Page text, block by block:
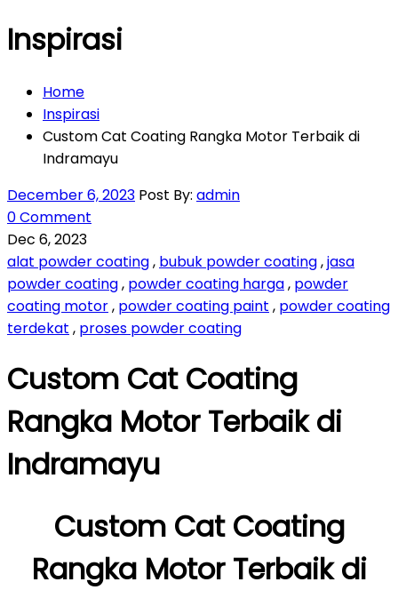
Inspirasi
Home
Inspirasi
Custom Cat Coating Rangka Motor Terbaik di
Indramayu
December 6, 2023 Post By: admin
0 Comment
Dec 6, 2023
alat powder coating, bubuk powder coating,jasa
powder coating, powder coating harga, powder
coating motor, powder coating paint , powder coating
terdekat , proses powder coating
Custom Cat Coating
Rangka Motor Terbaik di
Indramayu
Custom Cat Coating
Rangka Motor Terbaik di